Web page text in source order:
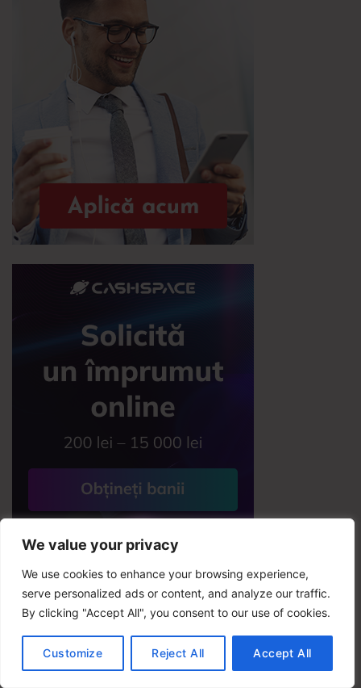
We value your privacy
We use cookies to enhance your browsing experience,
serve personalized ads or content, and analyze our traffic.
By clicking "Accept All", you consent to our use of cookies.
Customize Reject All Accept All